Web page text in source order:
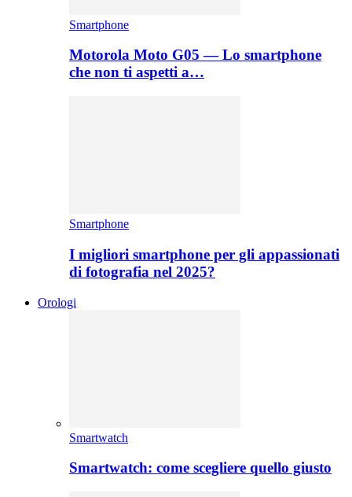
Smartphone
Motorola Moto G05 — Lo smartphone
che non ti aspetti a…
Smartphone
I migliori smartphone per gli appassionati
di fotografia nel 2025?
Orologi
Smartwatch
Smartwatch: come scegliere quello giusto